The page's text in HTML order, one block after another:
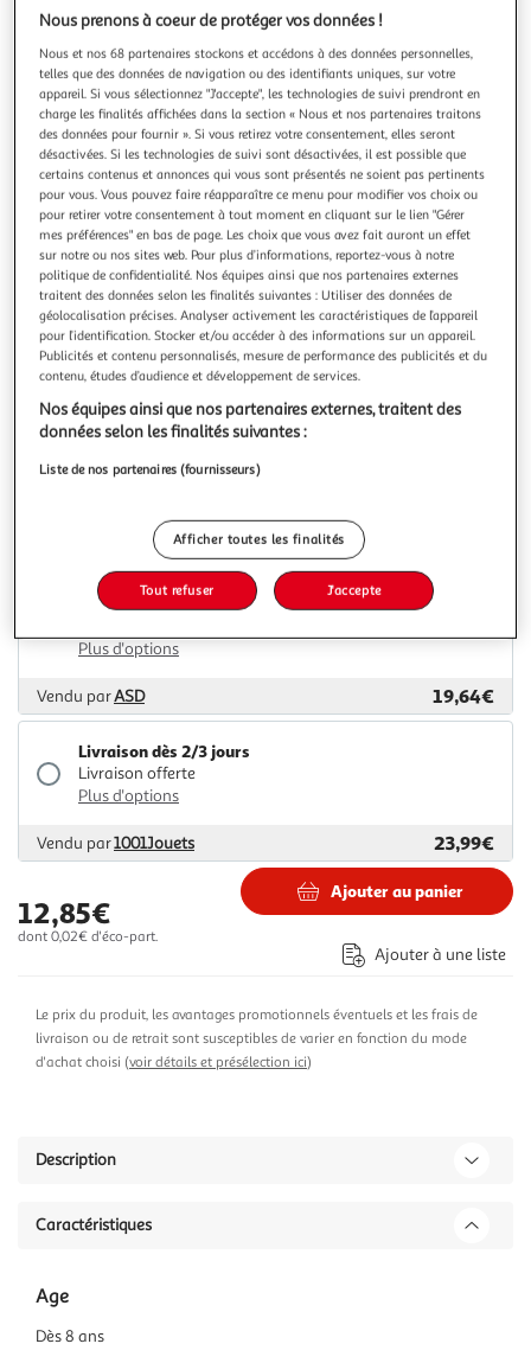
Nouveauté
SENTOSPHERE
Canevas a Diamanter - Inseparables
Le canevas à diamanter est une activité anti-stress à base
de milliers de petits strass pour réaliser un tigre
majestueux ! Proche du Pixel Art, cette activité manuelle
permet de rehausser une jolie illustration, diamant par
diamant, de couleurs scintillantes. A l'aide du petit stylet, il
suffit d'a
En savoir +
Vendu par 2KINGS
Livraison dès 5/6 jours
4,99€
Plus d'options
Vendu par 2KINGS 12,85€
4,99€
Multishop
Livraison dès 1/2 semaines
Plus d'options
Vendu parASD 19,64€
Livraison dès 2/3 jours
Livraison offerte
Plus d'options
Vendu par1001Jouets 23,99€
12,85€
dont 0,02€ d'éco-part.
Ajouter au panier
Ajouter à une liste
Le prix du produit, les avantages promotionnels éventuels et les frais de
livraison ou de retrait sont susceptibles de varier en fonction du mode
d'achat choisi (voir détails et présélection ici)
Description
Caractéristiques
Age
Dès 8 ans
Nous prenons à coeur de protéger vos données !
Nous et nos 68 partenaires stockons et accédons à des données personnelles,
telles que des données de navigation ou des identifiants uniques, sur votre
appareil. Si vous sélectionnez "J'accepte", les technologies de suivi prendront en
charge les finalités affichées dans la section « Nous et nos partenaires traitons
des données pour fournir ». Si vous retirez votre consentement, elles seront
désactivées. Si les technologies de suivi sont désactivées, il est possible que
certains contenus et annonces qui vous sont présentés ne soient pas pertinents
pour vous. Vous pouvez faire réapparaître ce menu pour modifier vos choix ou
pour retirer votre consentement à tout moment en cliquant sur le lien "Gérer
mes préférences" en bas de page. Les choix que vous avez fait auront un effet
sur notre ou nos sites web. Pour plus d’informations, reportez-vous à notre
politique de confidentialité. Nos équipes ainsi que nos partenaires externes
traitent des données selon les finalités suivantes : Utiliser des données de
géolocalisation précises. Analyser activement les caractéristiques de l’appareil
pour l’identification. Stocker et/ou accéder à des informations sur un appareil.
Publicités et contenu personnalisés, mesure de performance des publicités et du
contenu, études d’audience et développement de services.
Nos équipes ainsi que nos partenaires externes, traitent des
données selon les finalités suivantes :
Liste de nos partenaires (fournisseurs)
Afficher toutes les finalités
Tout refuser J'accepte